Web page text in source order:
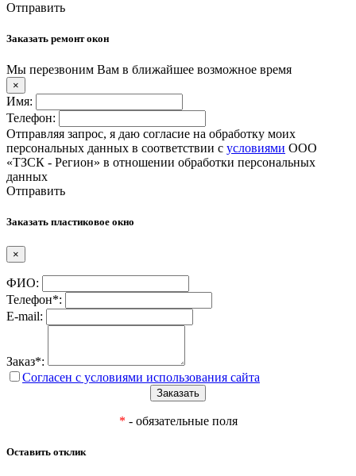
Отправить
Заказать ремонт окон
Мы перезвоним Вам в ближайшее возможное время
×
Имя:
Телефон:
Отправляя запрос, я даю согласие на обработку моих
персональных данных в соответствии с условиями ООО
«ТЗСК - Регион» в отношении обработки персональных
данных
Отправить
Заказать пластиковое окно
×
ФИО:
Телефон*:
E-mail:
Заказ*:
Согласен с условиями использования сайта
* - обязательные поля
Оставить отклик